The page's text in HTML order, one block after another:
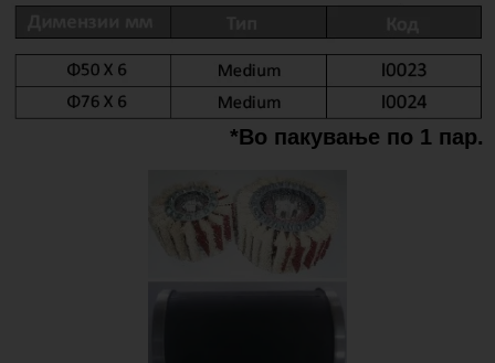
*Во пакување по 1 пар.